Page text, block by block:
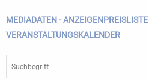
MEDIADATEN - ANZEIGENPREISLISTE
VERANSTALTUNGSKALENDER